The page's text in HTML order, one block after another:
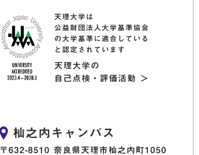
天理大学は
公益財団法人大学基準協会
の大学基準に適合している
と認定されています
天理大学の
自己点検・評価活動 ＞
杣之内キャンパス
〒632-8510 奈良県天理市杣之内町1050